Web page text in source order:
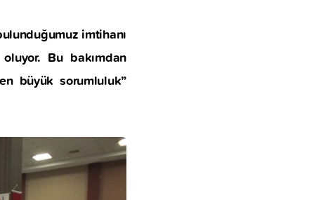
imtihanı
Bu bakımdan
büyük sorumluluk”